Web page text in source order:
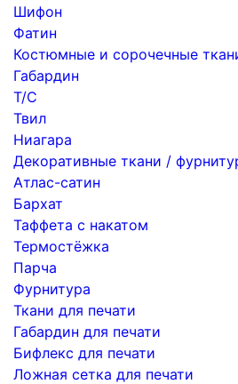
Шифон
Фатин
Костюмные и сорочечные
Габардин
Т/С
Твил
Ниагара
Декоративные ткани /
Атлас-сатин
Бархат
Таффета с накатом
Термостёжка
Парча
Фурнитура
Ткани для печати
Габардин для печати
Бифлекс для печати
Ложная сетка для печати